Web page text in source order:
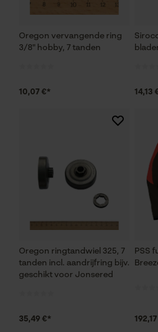
Oregon vervangende ring
3/8" hobby, 7 tanden
10,07 €* 14,13
Oregon ringtandwiel 325, 7
tanden incl. aandrijfring bijv.
geschikt voor Jonsered
35,49 €*
PSS
Econda Analytics
Mouseflow Web
Fact-Finder
Prestatie en
Loop54
Gepersonaliseerde
Opgeslagen
Persoonlijke
YouTube-video's
Google Maps
Marketing Cookies